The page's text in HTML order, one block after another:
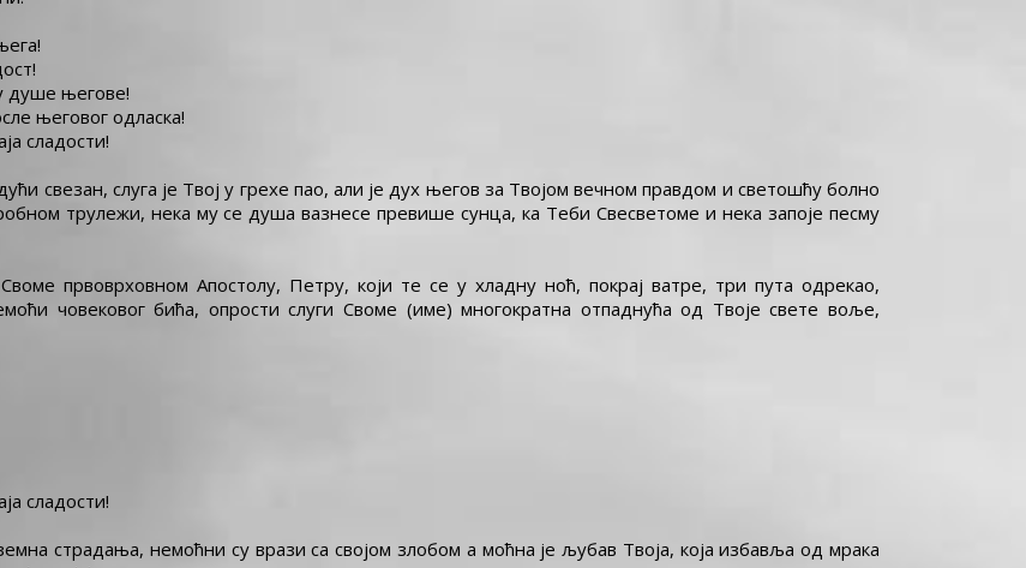
душе његове!
његовог одласка!
сладости!
свезан, слуга је Твој у грехе пао, али је дух његов за Твојом вечном правдом и светошћу болно
трулежи, нека му се душа вазнесе превише сунца, ка Теби Свесветоме и нека запоје песму
првоврховном Апостолу, Петру, који те се у хладну ноћ, покрај ватре, три пута одрекао,
човековог бића, опрости слуги Своме (име) многократна отпаднућа од Твоје свете воље,
сладости!
страдања, немоћни су врази са својом злобом а моћна је љубав Твоја, која избавља од мрака